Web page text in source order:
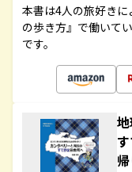
本書は4人の旅好き
の歩き方』で働いて
です。